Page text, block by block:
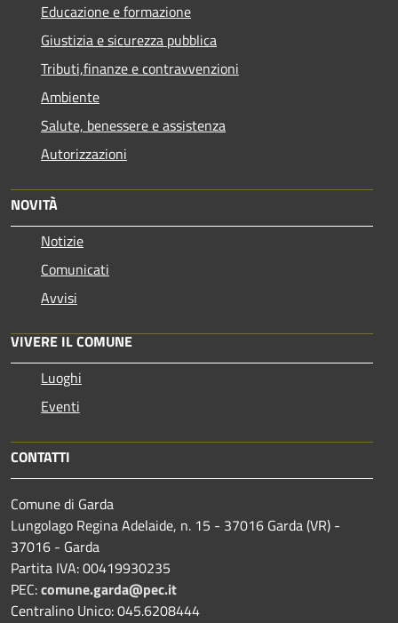
Educazione e formazione
Giustizia e sicurezza pubblica
Tributi,finanze e contravvenzioni
Ambiente
Salute, benessere e assistenza
Autorizzazioni
NOVITÀ
Notizie
Comunicati
Avvisi
VIVERE IL COMUNE
Luoghi
Eventi
CONTATTI
Comune di Garda
Lungolago Regina Adelaide, n. 15 - 37016 Garda (VR) -
37016 - Garda
Partita IVA: 00419930235
PEC:comune.garda@pec.it
Centralino Unico: 045.6208444